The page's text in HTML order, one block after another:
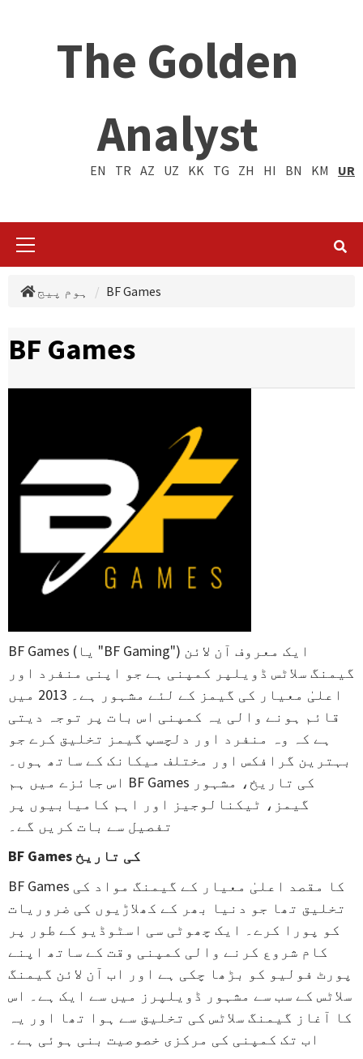
The Golden
Analyst
EN TR AZ UZ KK TG ZH HI BN KM UR
ہوم پیج BF Games
BF Games
BF Games (یا "BF Gaming") ایک معروف آن لائن
گیمنگ سلاٹس ڈویلپر کمپنی ہے جو اپنی منفرد اور
اعلیٰ معیار کی گیمز کے لئے مشہور ہے۔ 2013 میں
قائم ہونے والی یہ کمپنی اس بات پر توجہ دیتی
ہے کہ وہ منفرد اور دلچسپ گیمز تخلیق کرے جو
بہترین گرافکس اور مختلف میکانک کے ساتھ ہوں۔
اس جائزے میں ہم BF Games کی تاریخ، مشہور
گیمز، ٹیکنالوجیز اور اہم کامیابیوں پر
تفصیل سے بات کریں گے۔
BF Games کی تاریخ
BF Games کا مقصد اعلیٰ معیار کے گیمنگ مواد کی
تخلیق تھا جو دنیا بھر کے کھلاڑیوں کی ضروریات
کو پورا کرے۔ ایک چھوٹی سی اسٹوڈیو کے طور پر
کام شروع کرنے والی کمپنی وقت کے ساتھ اپنے
پورٹ فولیو کو بڑھا چکی ہے اور اب آن لائن گیمنگ
سلاٹس کے سب سے مشہور ڈویلپرز میں سے ایک ہے۔ اس
کا آغاز گیمنگ سلاٹس کی تخلیق سے ہوا تھا اور یہ
اب تک کمپنی کی مرکزی خصوصیت بنی ہوئی ہے۔